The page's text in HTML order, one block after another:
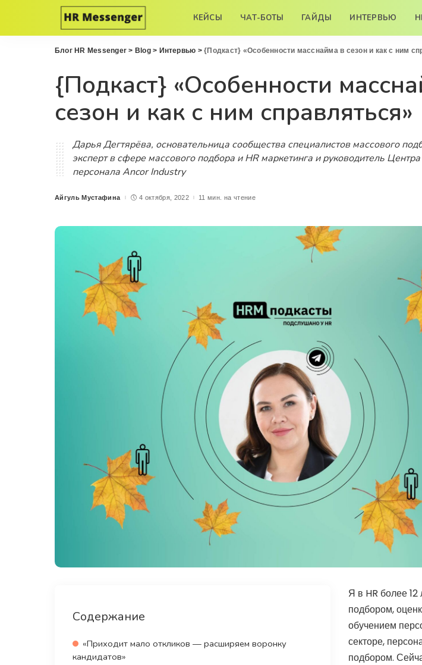
КЕЙСЫ ЧАТ-БОТЫ ГАЙДЫ ИНТЕРВЬЮ
Блог HR Messenger > Blog> Интервью >{Подкаст} «Особенности масснайма в сезон и как с ним
{Подкаст} «Особенности
сезон и как с ним справляться»
Дарья Дегтярёва, основательница сообщества специалистов массового
эксперт в сфере массового подбора и HR маркетинга и руководитель
персонала Ancor Industry
Posted
Айгуль Мустафина 4 октября, 2022 11 мин. на чтение
Содержание
«Приходит мало откликов — расширяем воронку
кандидатов»
Я в HR более
подбором,
обучением
секторе,
подбором.